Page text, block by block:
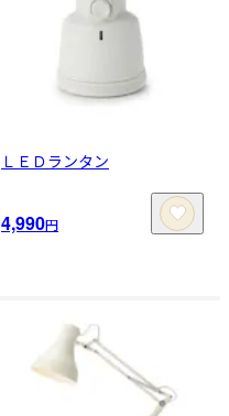
ＬＥＤランタン
4,990円